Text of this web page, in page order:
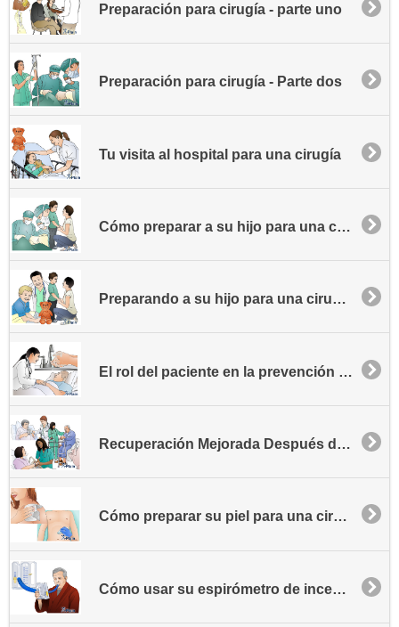
Preparación para cirugía - parte uno
Preparación para cirugía - Parte dos
Tu visita al hospital para una cirugía
Cómo preparar a su hijo para una cirugía - Parte I
Preparando a su hijo para una cirugía - Parte II
El rol del paciente en la prevención de la infección hospitalaria
Recuperación Mejorada Después de una Cirugía - ERAS - Información general
Cómo preparar su piel para una cirugía - ERAS
Cómo usar su espirómetro de incentivo - ERAS